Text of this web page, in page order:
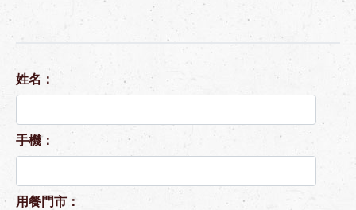
姓名：
手機：
用餐門市：